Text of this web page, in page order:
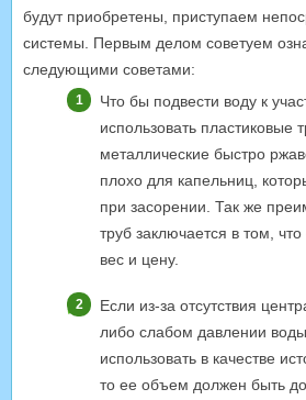
будут приобретены, приступаем
системы. Первым делом советуем
следующими советами:
Что бы подвести воду к
использовать пластиковые
металлические быстро
плохо для капельниц,
при засорении. Так же
труб заключается в том,
вес и цену.
Если из-за отсутствия
либо слабом давлении
использовать в качестве
то ее объем должен быть